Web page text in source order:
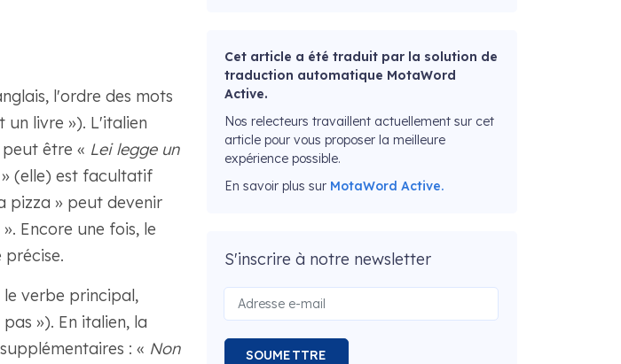
l'ordre des mots
un livre »). L'italien
être « Lei legge un
(elle) est facultatif
pizza » peut devenir
Encore une fois, le
verbe principal,
»). En italien, la
: « Non
Cet article a été traduit par la solution de
traduction automatique MotaWord
Active.
Nos relecteurs travaillent actuellement sur cet
article pour vous proposer la meilleure
expérience possible.
En savoir plus sur MotaWord Active.
S'inscrire à notre newsletter
SOUMETTRE